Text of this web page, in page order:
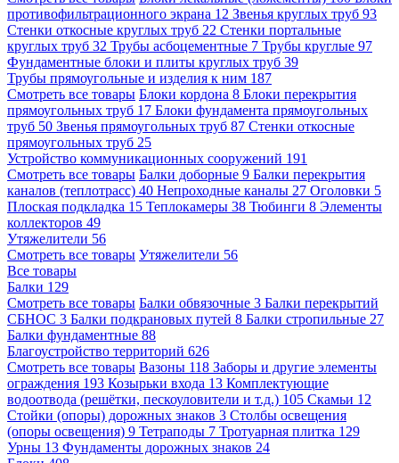
противофильтрационного экрана 12 Звенья круглых труб 93
Стенки откосные круглых труб 22 Стенки портальные
круглых труб 32 Трубы асбоцементные 7 Трубы круглые 97
Фундаментные блоки и плиты круглых труб 39
Трубы прямоугольные и изделия к ним 187
Смотреть все товары Блоки кордона 8 Блоки перекрытия
прямоугольных труб 17 Блоки фундамента прямоугольных
труб 50 Звенья прямоугольных труб 87 Стенки откосные
прямоугольных труб 25
Устройство коммуникационных сооружений 191
Смотреть все товары Балки доборные 9 Балки перекрытия
каналов (теплотрасс) 40 Непроходные каналы 27 Оголовки 5
Плоская подкладка 15 Теплокамеры 38 Тюбинги 8 Элементы
коллекторов 49
Утяжелители 56
Смотреть все товары Утяжелители 56
Все товары
Балки 129
Смотреть все товары Балки обвязочные 3 Балки перекрытий
СБНОС 3 Балки подкрановых путей 8 Балки стропильные 27
Балки фундаментные 88
Благоустройство территорий 626
Смотреть все товары Вазоны 118 Заборы и другие элементы
ограждения 193 Козырьки входа 13 Комплектующие
водоотвода (решётки, пескоуловители и т.д.) 105 Скамьи 12
Стойки (опоры) дорожных знаков 3 Столбы освещения
(опоры освещения) 9 Тетраподы 7 Тротуарная плитка 129
Урны 13 Фундаменты дорожных знаков 24